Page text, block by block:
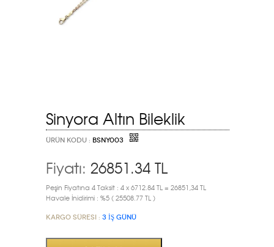
Sinyora Altın Bileklik
ÜRÜN KODU : BSNY003
Fiyatı: 26851.34 TL
Peşin Fiyatına 4 Taksit : 4 x 6712.84 TL = 26851,34 TL
Havale İnidirimi : %5 ( 25508.77 TL )
Kargo Süresi : 3 İŞ GÜNÜ